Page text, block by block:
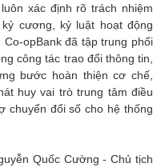
xác định rõ trách nhiệm
cương, kỷ luật hoạt động
opBank đã tập trung phối
công tác trao đổi thông tin,
bước hoàn thiện cơ chế,
huy vai trò trung tâm điều
chuyển đổi số cho hệ thống
Quốc Cường - Chủ tịch